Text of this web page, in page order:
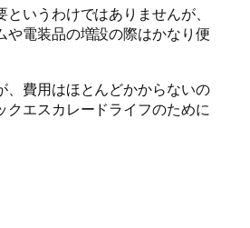
いうわけではありませんが、
や電装品の増設の際はかなり便
、費用はほとんどかからないの
クエスカレードライフのために